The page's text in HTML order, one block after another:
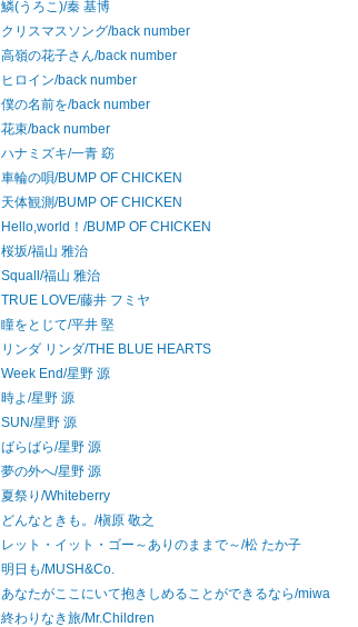
鱗(うろこ)/秦 基博
クリスマスソング/back number
高嶺の花子さん/back number
ヒロイン/back number
僕の名前を/back number
花束/back number
ハナミズキ/一青 窈
車輪の唄/BUMP OF CHICKEN
天体観測/BUMP OF CHICKEN
Hello,world！/BUMP OF CHICKEN
桜坂/福山 雅治
Squall/福山 雅治
TRUE LOVE/藤井 フミヤ
瞳をとじて/平井 堅
リンダ リンダ/THE BLUE HEARTS
Week End/星野 源
時よ/星野 源
SUN/星野 源
ばらばら/星野 源
夢の外へ/星野 源
夏祭り/Whiteberry
どんなときも。/槇原 敬之
レット・イット・ゴー～ありのままで～/松 たか子
明日も/MUSH&Co.
あなたがここにいて抱きしめることができるなら/miwa
終わりなき旅/Mr.Children